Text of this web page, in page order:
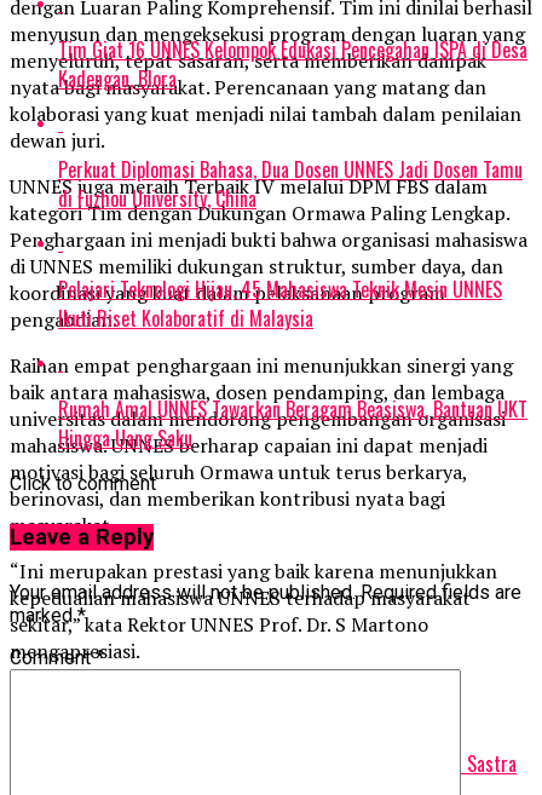
dengan Luaran Paling Komprehensif. Tim ini dinilai berhasil
menyusun dan mengeksekusi program dengan luaran yang
menyeluruh, tepat sasaran, serta memberikan dampak
nyata bagi masyarakat. Perencanaan yang matang dan
kolaborasi yang kuat menjadi nilai tambah dalam penilaian
dewan juri.
UNNES juga meraih Terbaik IV melalui DPM FBS dalam
kategori Tim dengan Dukungan Ormawa Paling Lengkap.
Penghargaan ini menjadi bukti bahwa organisasi mahasiswa
di UNNES memiliki dukungan struktur, sumber daya, dan
koordinasi yang kuat dalam pelaksanaan program
pengabdian.
Raihan empat penghargaan ini menunjukkan sinergi yang
baik antara mahasiswa, dosen pendamping, dan lembaga
universitas dalam mendorong pengembangan organisasi
mahasiswa. UNNES berharap capaian ini dapat menjadi
motivasi bagi seluruh Ormawa untuk terus berkarya,
berinovasi, dan memberikan kontribusi nyata bagi
masyarakat.
“Ini merupakan prestasi yang baik karena menunjukkan
kepedualian mahasiswa UNNES terhadap masyarakat
sekitar,” kata Rektor UNNES Prof. Dr. S Martono
mengapresiasi.
Dosen UNNES Latih Guru SMA Rembang Alihwahanakan Karya Sastra
Tim Giat 16 UNNES Kelompok Edukasi Pencegahan ISPA di Desa
Kadengan, Blora
Perkuat Diplomasi Bahasa, Dua Dosen UNNES Jadi Dosen Tamu
di Fuzhou University, China
Pelajari Teknologi Hijau, 45 Mahasiswa Teknik Mesin UNNES
Ikuti Riset Kolaboratif di Malaysia
Rumah Amal UNNES Tawarkan Beragam Beasiswa, Bantuan UKT
Hingga Uang Saku
Click to comment
Leave a Reply
Your email address will not be published. Required fields are
marked*
Comment*